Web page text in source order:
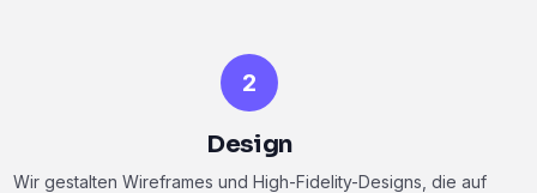
2
Design
Wir gestalten Wireframes und High-Fidelity-Designs, die auf